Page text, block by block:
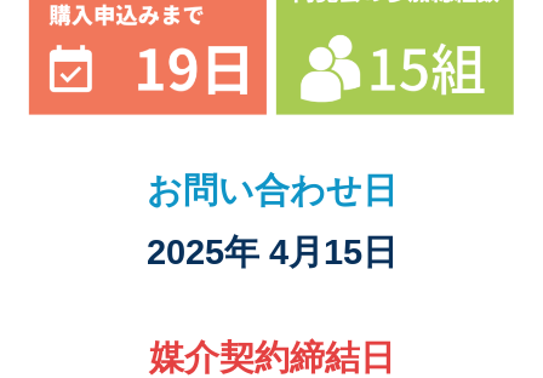
お問い合わせ日
2025年 4月15日
媒介契約締結日